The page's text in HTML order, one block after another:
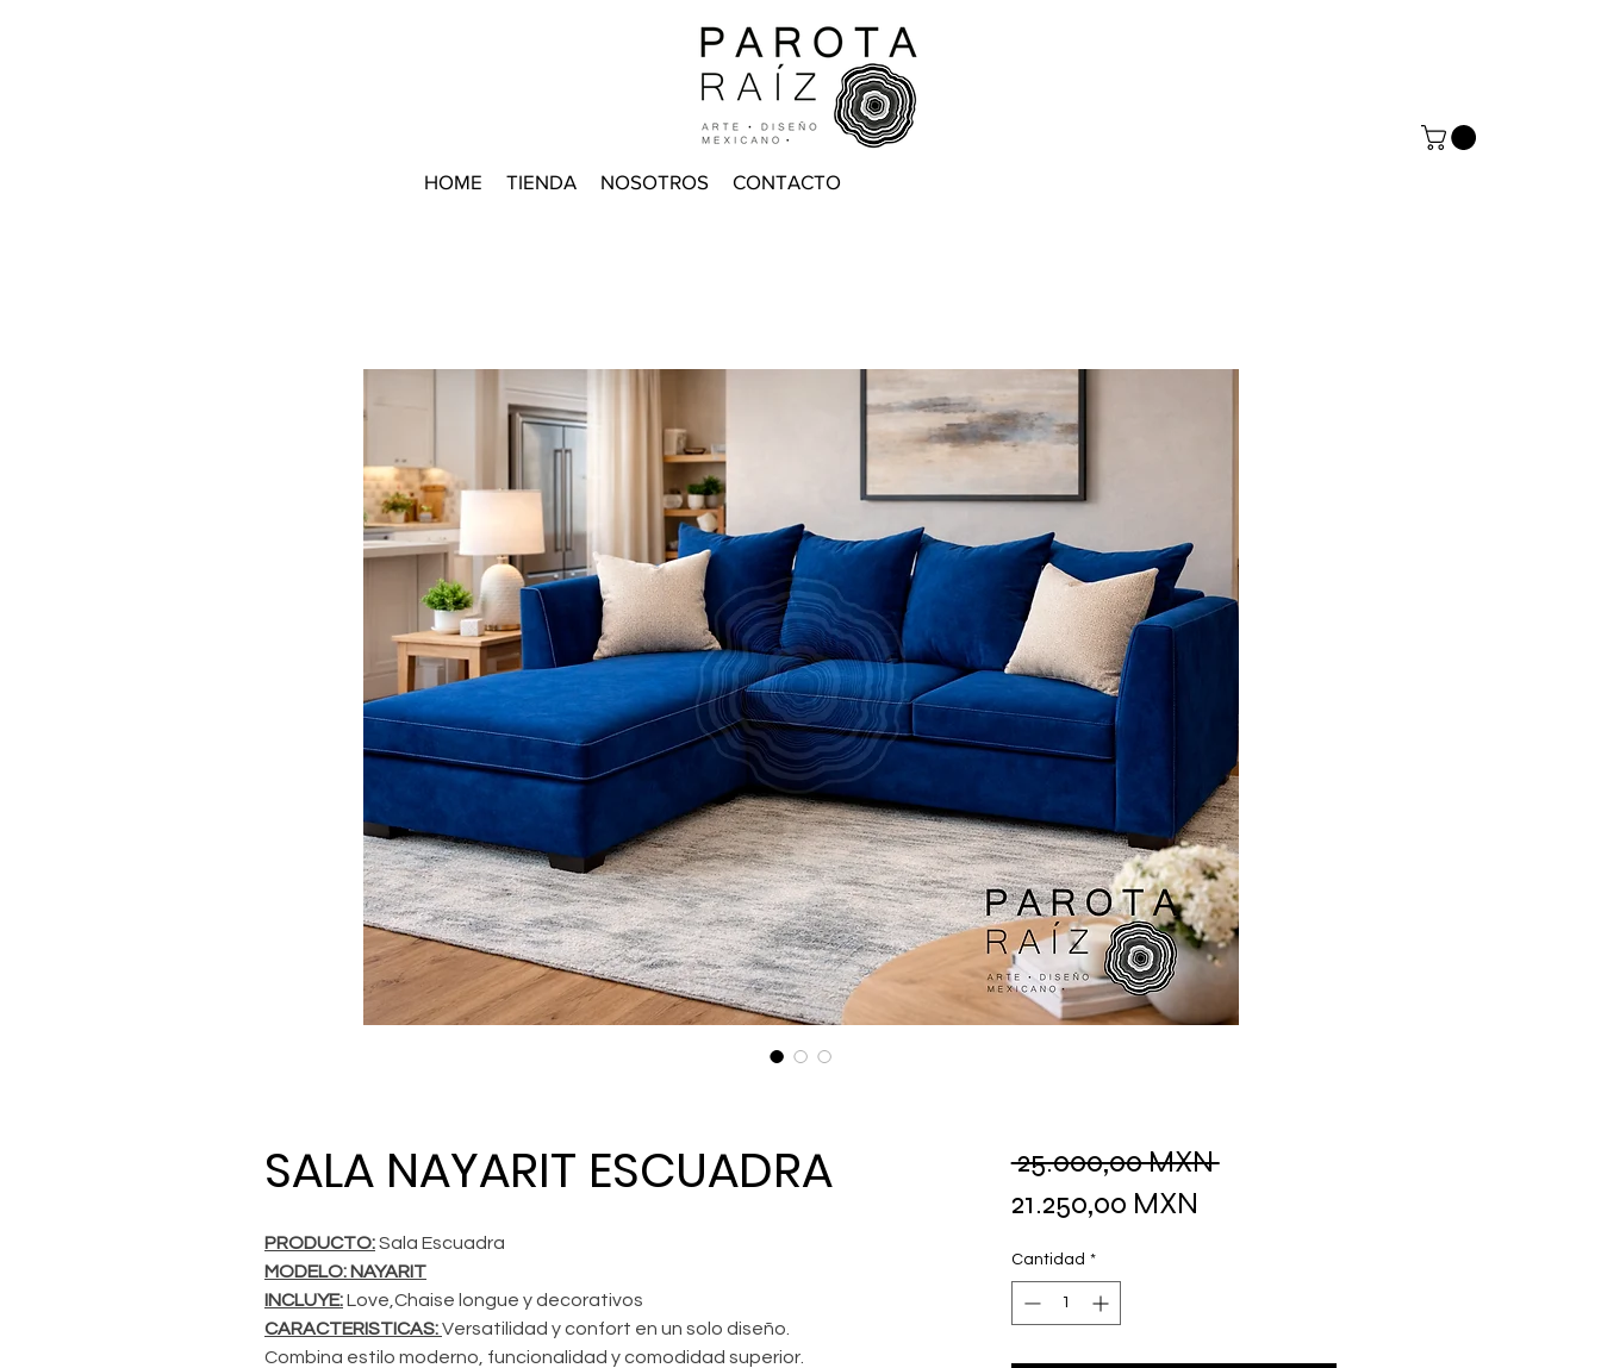
HOME TIENDA NOSOTROS CONTACTO
SALA NAYARIT ESCUADRA
PRODUCTO:Sala Escuadra
MODELO: NAYARIT
INCLUYE:Love,Chaise longue y decorativos
CARACTERISTICAS:Versatilidad y confort en un solo diseño.
Combina estilo moderno, funcionalidad y comodidad superior.
25.000,00 MXN Precio
21.250,00 MXN
Cantidad *